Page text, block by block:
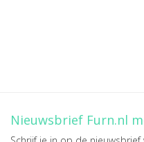
Nieuwsbrief Furn.nl